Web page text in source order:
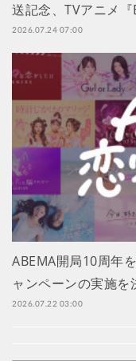
送記念、TVアニメ
2026.07.24 07:00
ABEMA開局10周年
ャンペーンの実施を
2026.07.22 03:00